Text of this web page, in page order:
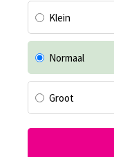
Klein
Normaal
Groot